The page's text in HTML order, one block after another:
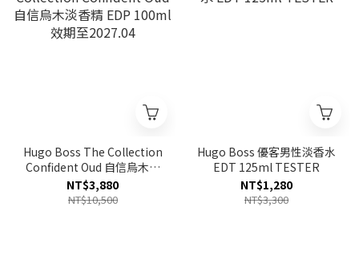
Hugo Boss The Collection
Confident Oud 自信烏木淡
香精 EDP 100ml 效期至
2027.04
NT$3,880
NT$10,500
Hugo Boss 優客男性淡香水
EDT 125ml TESTER
NT$1,280
NT$3,300